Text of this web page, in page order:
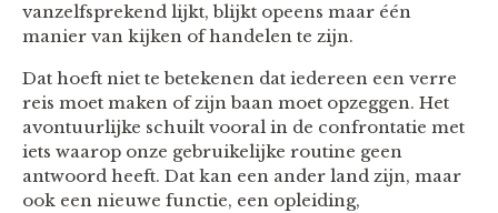
vanzelfsprekend lijkt, blijkt opeens maar één
manier van kijken of handelen te zijn.
Dat hoeft niet te betekenen dat iedereen een verre
reis moet maken of zijn baan moet opzeggen. Het
avontuurlijke schuilt vooral in de confrontatie met
iets waarop onze gebruikelijke routine geen
antwoord heeft. Dat kan een ander land zijn, maar
ook een nieuwe functie, een opleiding,